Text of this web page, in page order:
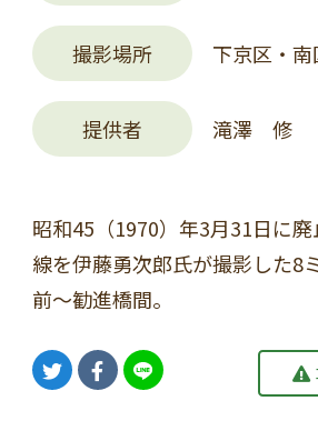
撮影場所 下京区・
提供者 滝澤 修
昭和45（1970）年3月31日に
線を伊藤勇次郎氏が撮影した8
前～勧進橋間。